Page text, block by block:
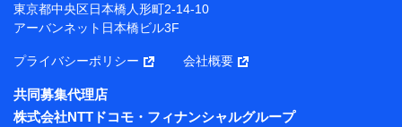
付および管理のため
当社または株式会社NTTドコモ・フィナンシャルグルー
携会社の保険その他に関する情報を提供するため、また
維持管理等の委託業務遂行のため、またそれらに付帯、
関連する当社または株式会社NTTドコモ・フィナンシャ
ルグループおよび提携会社のサービスを案内、提供する
東京都中央区日本橋人形町2-14-10
アーバンネット日本橋ビル3F
プライバシーポリシー 会社概要
共同募集代理店
株式会社NTTドコモ・フィナンシャルグループ